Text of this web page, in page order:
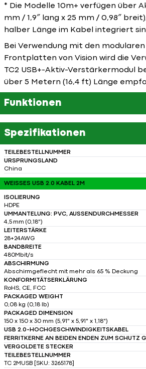
* Die Modelle 10m+ verfügen über
mm / 1,9″ lang x 25 mm / 0,98″
halber Länge im Kabel integriert
Bei Verwendung mit den
Frontplatten von Vision wird die
TC2 USB+-Aktiv-Verstärkermodul
über 5 Metern (16,4 ft) Länge
Funktionen
Spezifikationen
TEILEBESTELLNUMMER
URSPRUNGSLAND
China
WEISSES USB 2.0 KABEL 2M
ISOLIERUNG
HDPE
UMMANTELUNG: PVC, AUSSENDURCHMESSER
4,5 mm (0,18")
LEITERSTÄRKE
28+24AWG
BANDBREITE
480Mbit/s
ABSCHIRMUNG
Abschirmgeflecht mit mehr als 65 % Deckung
KONFORMITÄTSERKLÄRUNG
RoHS, CE, FCC
PACKAGED WEIGHT
0,08 kg (0,18 lb)
PACKAGED DIMENSION
150 x 150 x 30 mm (5,91" x 5,91" x 1,18")
USB 2.0-HOCHGESCHWINDIGKEITSKABEL
FERRITKERNE AN BEIDEN ENDEN ZUM SCHUTZ
VERGOLDETE STECKER
TEILEBESTELLNUMMER
TC 2MUSB [SKU: 3265178]